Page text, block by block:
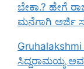
ಬೇಕಾ.? ಹೇಗೆ
ಮನೆಗಾಗಿ ಅರ್ಜಿ
ಸಿದ್ದರಾಮಯ್ಯ